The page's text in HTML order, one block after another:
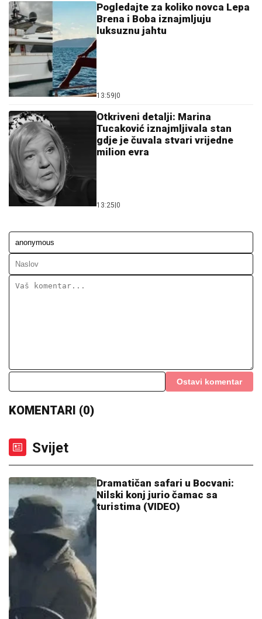
Pogledajte za koliko novca Lepa
Brena i Boba iznajmljuju
luksuznu jahtu
13:59|0
Otkriveni detalji: Marina
Tucaković iznajmljivala stan
gdje je čuvala stvari vrijedne
milion evra
13:25|0
Ostavi komentar
KOMENTARI (0)
Svijet
Dramatičan safari u Bocvani:
Nilski konj jurio čamac sa
turistima (VIDEO)